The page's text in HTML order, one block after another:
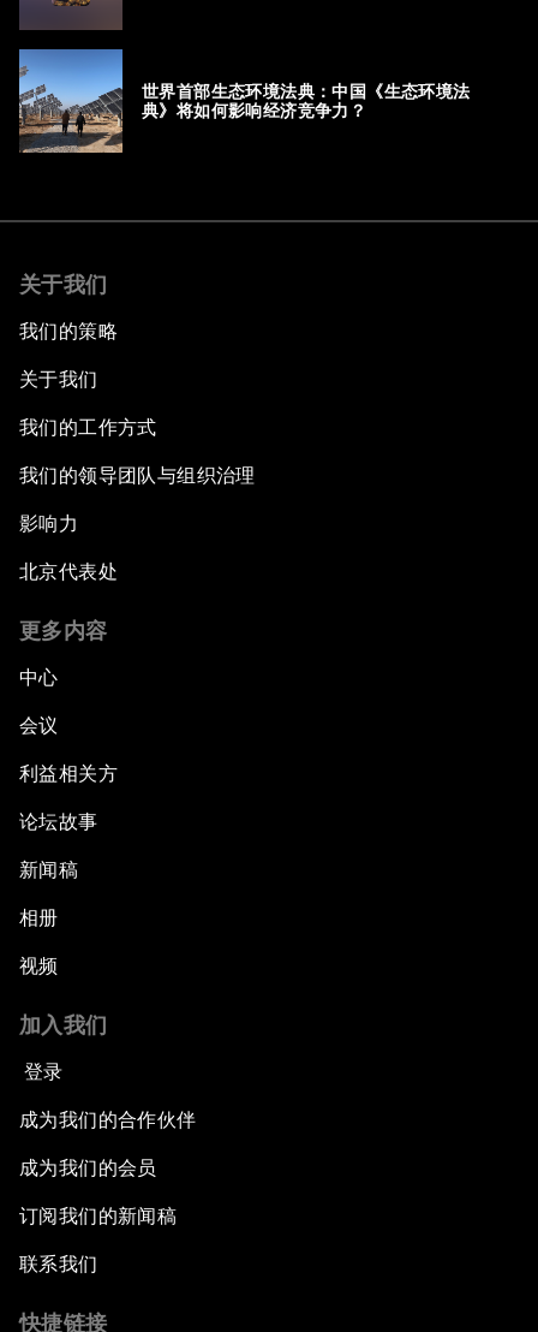
世界首部生态环境法典：中国《生态环境法
典》将如何影响经济竞争力？
关于我们
我们的策略
关于我们
我们的工作方式
我们的领导团队与组织治理
影响力
北京代表处
更多内容
中心
会议
利益相关方
论坛故事
新闻稿
相册
视频
加入我们
登录
成为我们的合作伙伴
成为我们的会员
订阅我们的新闻稿
联系我们
快捷链接